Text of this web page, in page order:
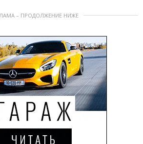
– ПРОДОЛЖЕНИЕ НИЖЕ